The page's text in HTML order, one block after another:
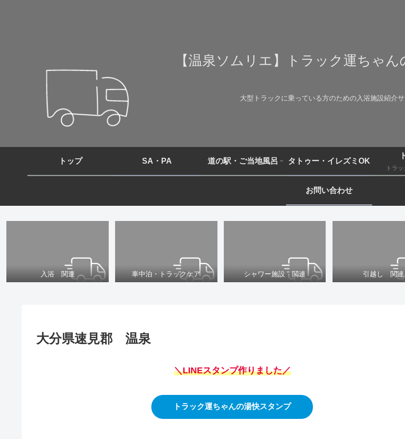
【温泉ソムリエ】トラック運ちゃ
大型トラックに乗っている方のための入浴施設紹介サ
トップ SA・PA 道の駅・ご当地風呂 タトゥー・イレズミOK
トラ
お問い合わせ
入浴 関連 車中泊・トラックケア シャワー施設 関連 引越し 関連
大分県速見郡 温泉
＼LINEスタンプ作りました／
トラック運ちゃんの湯快スタンプ